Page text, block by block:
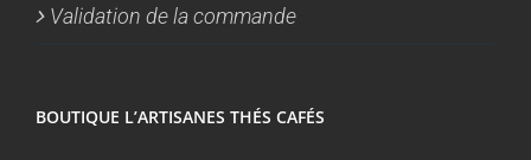
Validation de la commande
BOUTIQUE L’ARTISANES THÉS CAFÉS